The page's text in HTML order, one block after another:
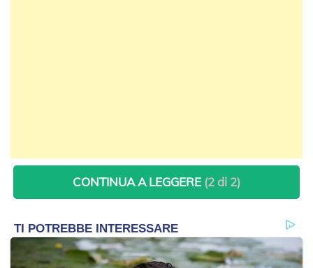
CONTINUA A LEGGERE (2 di 2)